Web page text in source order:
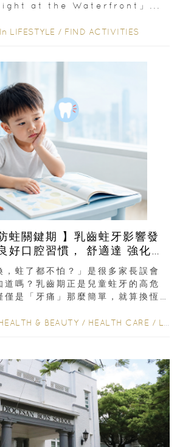
at the Waterfront」...
In LIFESTYLE / FIND ACTIVITIES
蛀關鍵期 】乳齒蛀牙影響發
慣， 舒適達 強化琺
指南
，蛀了都不怕？」是很多家長誤會
道嗎？乳齒期正是兒童蛀牙的高危
僅是「牙痛」那麼簡單，就算換恆
& BEAUTY / HEALTH CARE / LIFESTYLE